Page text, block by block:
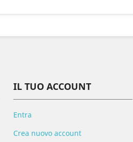
IL TUO ACCOUNT
Entra
Crea nuovo account